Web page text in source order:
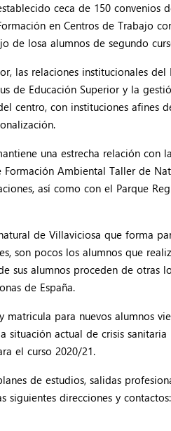
ceca de 150 convenios
en Centros de Trabajo
de losa alumnos de segundo
las relaciones institucionales del
de Educación Superior y la
centro, con instituciones afines
una estrecha relación con
Formación Ambiental Taller de
así como con el Parque
de Villaviciosa que forma
son pocos los alumnos que
sus alumnos proceden de otras
de España.
matricula para nuevos alumnos
situación actual de crisis
el curso 2020/21.
de estudios, salidas
siguientes direcciones y contactos: